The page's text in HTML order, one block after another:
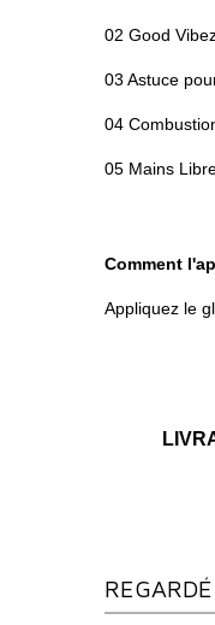
02 Good
03 Astuce
04
05 Mains
Comment
Appliquez le